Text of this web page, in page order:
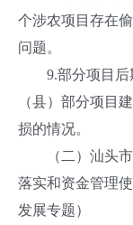
个涉农项目存在
问题。
9.部分项目后
（县）部分项目
损的情况。
（二）汕头市
落实和资金管理
发展专题）